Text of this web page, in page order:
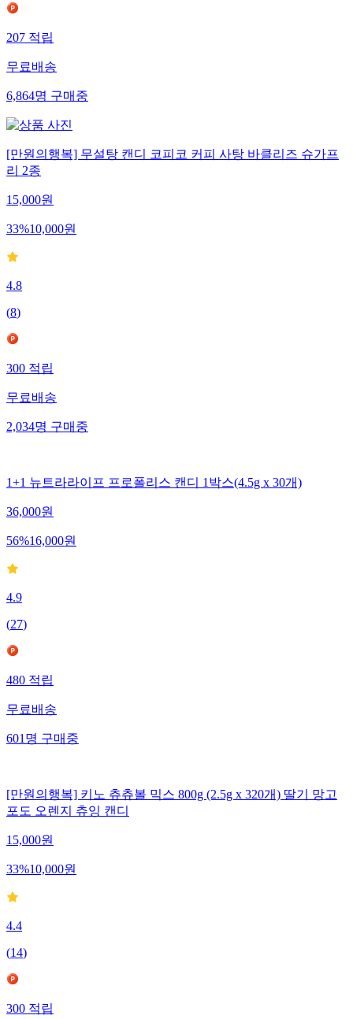
207 적립
무료배송
6,864명 구매중
[만원의행복] 무설탕 캔디 코피코 커피 사탕 바클리즈 슈가프
리 2종
15,000원
33%10,000원
4.8
(8)
300 적립
무료배송
2,034명 구매중
1+1 뉴트라라이프 프로폴리스 캔디 1박스(4.5g x 30개)
36,000원
56%16,000원
4.9
(27)
480적립
무료배송
601명구매중
[만원의행복] 키노 츄츄볼 믹스 800g (2.5g x 320개) 딸기 망고
포도 오렌지 츄잉 캔디
15,000원
33%10,000원
4.4
(14)
300적립